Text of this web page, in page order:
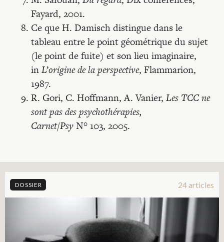
Fayard, 2001.
Ce que H. Damisch distingue dans le
tableau entre le point géométrique du sujet
(le point de fuite) et son lieu imaginaire,
inL’origine de la perspective, Flammarion,
1987.
R. Gori, C. Hoffmann, A. Vanier,Les TCC ne
sont pas des psychothérapies,
Carnet/PsyN° 103, 2005.
DOSSIER 24 articles